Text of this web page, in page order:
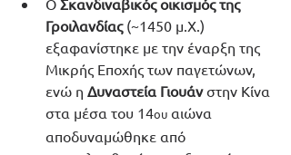
Γροιλανδίας (~1450 μ.Χ.)
εξαφανίστηκε με την έναρξη της
Μικρής Εποχής των παγετώνων,
ενώ η Δυναστεία Γιουάν στην Κίνα
στα μέσα του 14ου αιώνα
αποδυναμώθηκε από